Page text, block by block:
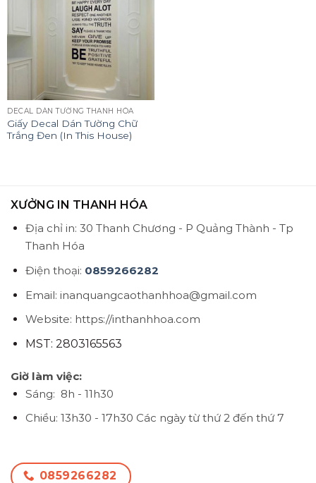
DECAL DÁN TƯỜNG THANH HÓA
Giấy Decal Dán Tường Chữ
Trắng Đen (In This House)
XƯỞNG IN THANH HÓA
Địa chỉ in: 30 Thanh Chương - P Quảng Thành - Tp
Thanh Hóa
Điện thoại: 0859266282
Email: inanquangcaothanhhoa@gmail.com
Website: https://inthanhhoa.com
MST: 2803165563
Giờ làm việc:
Sáng: 8h - 11h30
Chiều: 13h30 - 17h30 Các ngày từ thứ 2 đến thứ 7
0859266282